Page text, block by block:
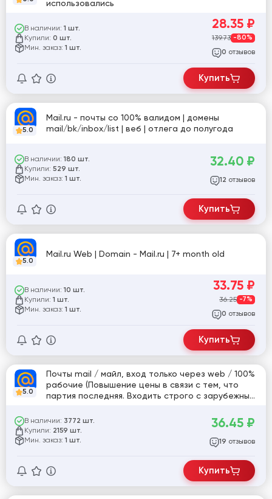
использовались
В наличии: 1 шт.
Купили: 0 шт.
Мин. заказ: 1 шт.
28.35 ₽
139.73 -80%
0 отзывов
Купить
5.0
Mail.ru - почты со 100% валидом | домены
mail/bk/inbox/list | веб | отлега до полугода
В наличии: 180 шт.
Купили: 529 шт.
Мин. заказ: 1 шт.
32.40 ₽
12 отзывов
Купить
5.0
Mail.ru Web | Domain - Mail.ru | 7+ month old
В наличии: 10 шт.
Купили: 1 шт.
Мин. заказ: 1 шт.
33.75 ₽
36.25 -7%
0 отзывов
Купить
5.0
Почты mail / майл, вход только через web / 100%
рабочие (Повышение цены в связи с тем, что
партия последняя. Входить строго с зарубежных
В наличии: 3772 шт.
Купили: 2159 шт.
Мин. заказ: 1 шт.
36.45 ₽
19 отзывов
Купить